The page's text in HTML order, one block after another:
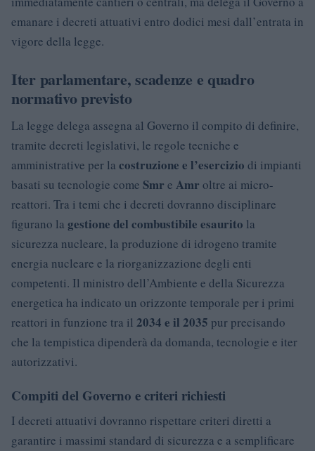
emanare i decreti attuativi entro dodici mesi dall’entrata in
vigore della legge.
Iter parlamentare, scadenze e quadro
normativo previsto
La legge delega assegna al Governo il compito di definire,
tramite decreti legislativi, le regole tecniche e
amministrative per la costruzione e l’esercizio di impianti
basati su tecnologie come Smr e Amr oltre ai micro-
reattori. Tra i temi che i decreti dovranno disciplinare
figurano la gestione del combustibile esaurito la
sicurezza nucleare, la produzione di idrogeno tramite
energia nucleare e la riorganizzazione degli enti
competenti. Il ministro dell’Ambiente e della Sicurezza
energetica ha indicato un orizzonte temporale per i primi
reattori in funzione tra il 2034 e il 2035 pur precisando
che la tempistica dipenderà da domanda, tecnologie e iter
autorizzativi.
Compiti del Governo e criteri richiesti
I decreti attuativi dovranno rispettare criteri diretti a
garantire i massimi standard di sicurezza e a semplificare